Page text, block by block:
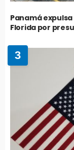
Panamá
Florida por
3